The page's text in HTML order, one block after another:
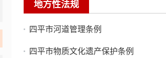
地方性法规
四平市河道管理条例
四平市物质文化遗产保护条例